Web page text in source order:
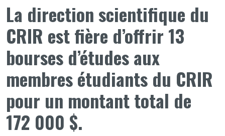
Accessibilité
Espace membre
La direction scientifique du
CRIR est fière d’offrir 13
bourses d’études aux
membres étudiants du CRIR
pour un montant total de
172 000 $.